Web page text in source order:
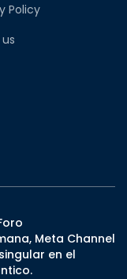
Policy
Meta Channel
en el